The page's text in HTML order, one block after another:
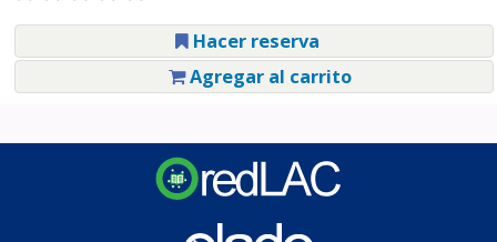
Hacer reserva
Agregar al carrito